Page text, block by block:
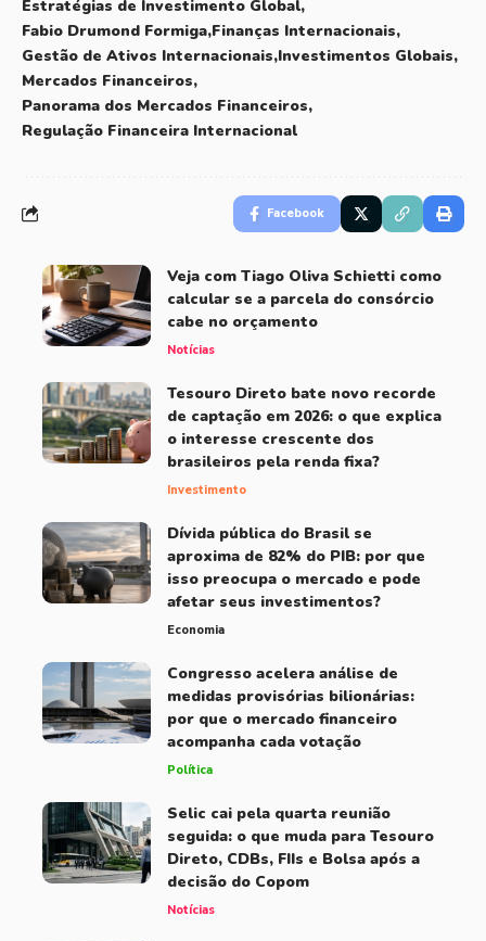
Estratégias de Investimento Global
Fabio Drumond Formiga Finanças Internacionais
Gestão de Ativos Internacionais Investimentos Globais
Mercados Financeiros
Panorama dos Mercados Financeiros
Regulação Financeira Internacional
Facebook
Veja com Tiago Oliva Schietti como
calcular se a parcela do consórcio
cabe no orçamento
Notícias
Tesouro Direto bate novo recorde
de captação em 2026: o que explica
o interesse crescente dos
brasileiros pela renda fixa?
Investimento
Dívida pública do Brasil se
aproxima de 82% do PIB: por que
isso preocupa o mercado e pode
afetar seus investimentos?
Economia
Congresso acelera análise de
medidas provisórias bilionárias:
por que o mercado financeiro
acompanha cada votação
Política
Selic cai pela quarta reunião
seguida: o que muda para Tesouro
Direto, CDBs, FIIs e Bolsa após a
decisão do Copom
Notícias